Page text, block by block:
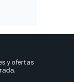
y ofertas